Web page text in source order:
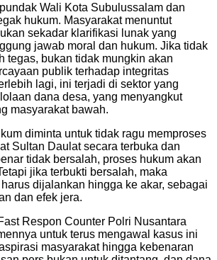
Wali Kota Subulussalam dan
hukum. Masyarakat menuntut
sekadar klarifikasi lunak yang
jawab moral dan hukum. Jika tidak
tegas, bukan tidak mungkin akan
publik terhadap integritas
lagi, ini terjadi di sektor yang
dana desa, yang menyangkut
masyarakat bawah.
diminta untuk tidak ragu memproses
Sultan Daulat secara terbuka dan
tidak bersalah, proses hukum akan
jika terbukti bersalah, maka
dijalankan hingga ke akar, sebagai
dan efek jera.
Respon Counter Polri Nusantara
untuk terus mengawal kasus ini
masyarakat hingga kebenaran